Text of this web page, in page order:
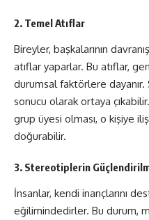
2. Temel Atıflar
Bireyler, başkalarının
atıflar yaparlar. Bu atıflar,
durumsal faktörlere
sonucu olarak ortaya
grup üyesi olması, o kişiye
doğurabilir.
3. Stereotiplerin
İnsanlar, kendi inançlarını
eğilimindedirler. Bu durum,